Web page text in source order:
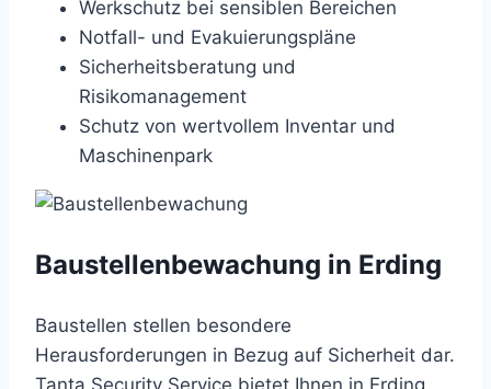
Werkschutz bei sensiblen Bereichen
Notfall- und Evakuierungspläne
Sicherheitsberatung und
Risikomanagement
Schutz von wertvollem Inventar und
Maschinenpark
Baustellenbewachung in Erding
Baustellen stellen besondere
Herausforderungen in Bezug auf Sicherheit dar.